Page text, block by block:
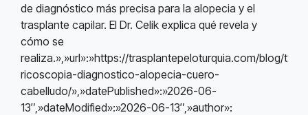
de diagnóstico más precisa para la alopecia y el
trasplante capilar. El Dr. Celik explica qué revela y
cómo se
realiza.»,»url»:»https://trasplantepeloturquia.com/blog/t
ricoscopia-diagnostico-alopecia-cuero-
cabelludo/»,»datePublished»:»2026-06-
13″,»dateModified»:»2026-06-13″,»author»: